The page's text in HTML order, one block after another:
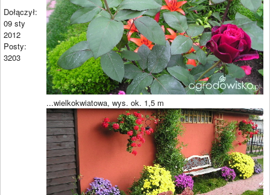
Dołączył:
09 sty
2012
Posty:
3203
...wielkokwiatowa, wys. ok. 1,5 m